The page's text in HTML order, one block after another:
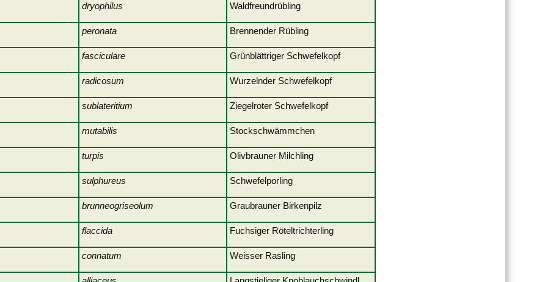
dryophilus Waldfreundrübling
peronata Brennender Rübling
fasciculare Grünblättriger Schwefelkopf
radicosum Wurzelnder Schwefelkopf
sublateritium Ziegelroter Schwefelkopf
mutabilis Stockschwämmchen
turpis Olivbrauner Milchling
sulphureus Schwefelporling
brunneogriseolum Graubrauner Birkenpilz
flaccida Fuchsiger Röteltrichterling
connatum Weisser Rasling